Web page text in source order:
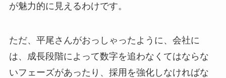
が魅力的に見えるわけです。
ただ、平尾さんがおっしゃったように、会社に
は、成長段階によって数字を追わなくてはならな
いフェーズがあったり、採用を強化しなければな